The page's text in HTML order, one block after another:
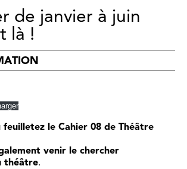
de janvier à juin
là !
feuilletez le Cahier 08 de Théâtre
venir le chercher
théâtre.